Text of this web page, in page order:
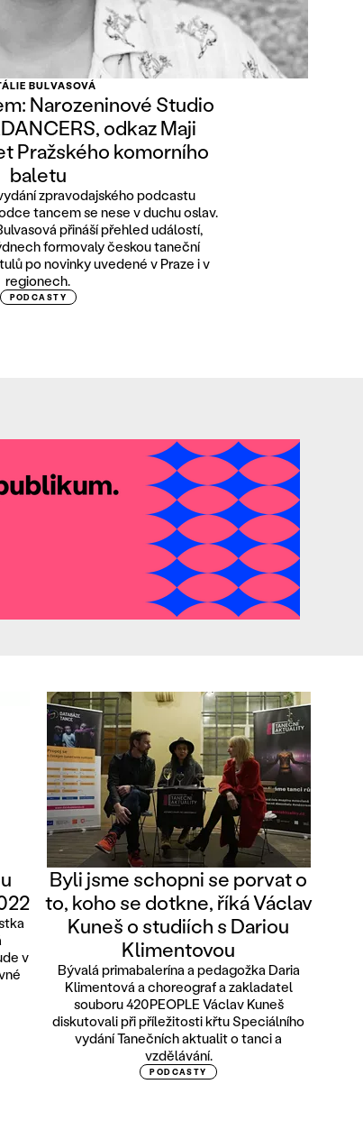
BULVASOVÁ
Narozeninové Studio
odkaz Maji
Pražského komorního
baletu
zpravodajského podcastu
tancem se nese v duchu oslav.
přináší přehled událostí,
formovaly českou taneční
po novinky uvedené v Praze i v
regionech.
PODCASTY
v
Byli jsme schopni se porvat o
to, koho se dotkne, říká Václav
Kuneš o studiích s Dariou
Klimentovou
Bývalá primabalerína a pedagožka Daria
Klimentová a choreograf a zakladatel
souboru 420PEOPLE Václav Kuneš
diskutovali při příležitosti křtu Speciálního
vydání Tanečních aktualit o tanci a
vzdělávání.
PODCASTY